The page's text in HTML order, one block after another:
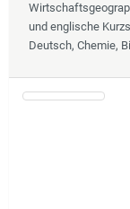
und englische
Deutsch, Chemie,